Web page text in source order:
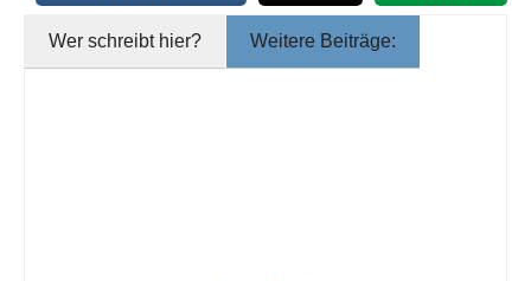
Wer schreibt hier? Weitere Beiträge: